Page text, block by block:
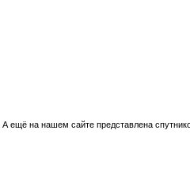
А ещё на нашем сайте представлена